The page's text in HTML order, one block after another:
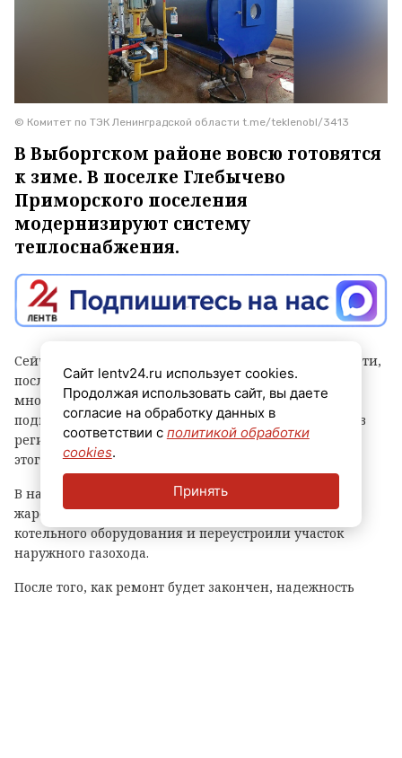
© Комитет по ТЭК Ленинградской области t.me/teklenobl/3413
В Выборгском районе вовсю готовятся
к зиме. В поселке Глебычево
Приморского поселения
модернизируют систему
теплоснабжения.
Сейчас рабочие реконструируют участок тепловой сети,
после завершения работ на котором 15
многоквартирных домов бывшего военного городка
подключат к газовой котельной. Об этом рассказали в
региональном комитете по ТЭК. Отмечается, что до
этого дома отапливали от угольной котельной.
В начале лета в котельной заменили водогрейный
жаротрубный котел, а также устроили новую обвязку
котельного оборудования и переустроили участок
наружного газохода.
После того, как ремонт будет закончен, надежность
Сайт lentv24.ru использует cookies.
Продолжая использовать сайт, вы даете
согласие на обработку данных в
соответствии с политикой обработки
cookies.
Принять